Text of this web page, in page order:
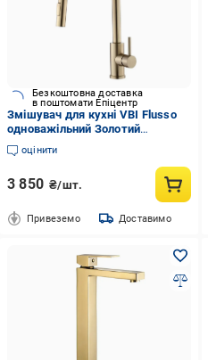
Безкоштовна доставка
в поштомати Епіцентр
Змішувач для кухні VBI Flusso
одноважільний Золотий
(055000BG)
оцінити
3 850 ₴/шт.
Привеземо Доставимо